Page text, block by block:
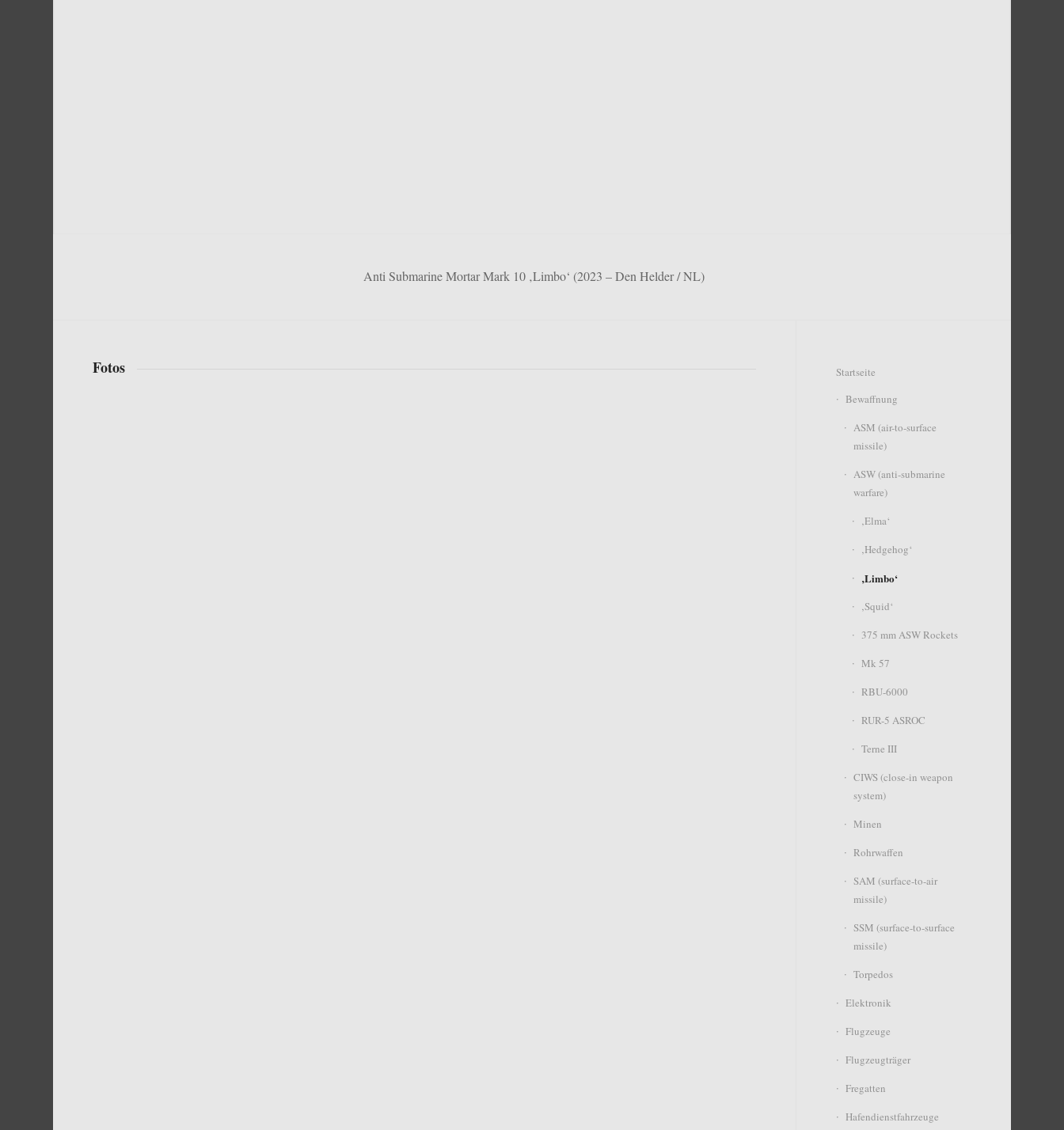
Anti Submarine Mortar Mark 10 ‚Limbo‘ (2023 – Den Helder / NL)
Fotos
Startseite
Bewaffnung
ASM (air-to-surface
missile)
ASW (anti-submarine
warfare)
‚Elma‘
‚Hedgehog‘
‚Limbo‘
‚Squid‘
375 mm ASW Rockets
Mk 57
RBU-6000
RUR-5 ASROC
Terne III
CIWS (close-in weapon
system)
Minen
Rohrwaffen
SAM (surface-to-air
missile)
SSM (surface-to-surface
missile)
Torpedos
Elektronik
Flugzeuge
Flugzeugträger
Fregatten
Hafendienstfahrzeuge